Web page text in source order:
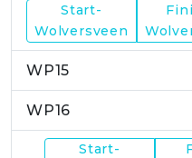
Start-
Wolversveen
WP15
WP16
Start-